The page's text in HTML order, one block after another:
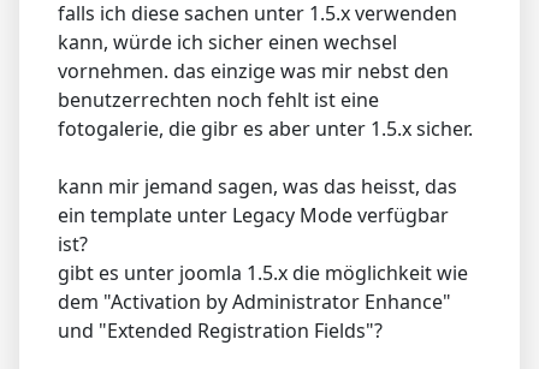
falls ich diese sachen unter 1.5.x verwenden
kann, würde ich sicher einen wechsel
vornehmen. das einzige was mir nebst den
benutzerrechten noch fehlt ist eine
fotogalerie, die gibr es aber unter 1.5.x sicher.
kann mir jemand sagen, was das heisst, das
ein template unter Legacy Mode verfügbar
ist?
gibt es unter joomla 1.5.x die möglichkeit wie
dem "Activation by Administrator Enhance"
und "Extended Registration Fields"?